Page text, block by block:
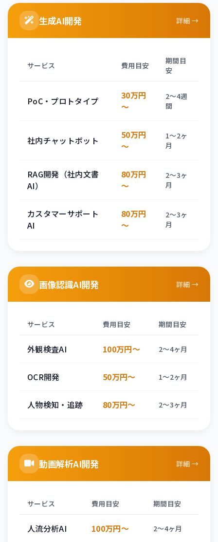
生成AI開発 詳細 →
サービス 費用目安
期間目
安
PoC・プロトタイプ
30万円
〜
2〜4週
間
社内チャットボット
50万円
〜
1〜2ヶ
月
RAG開発（社内文書
AI）
80万円
〜
2〜3ヶ
月
カスタマーサポート
AI
80万円
〜
2〜3ヶ
月
画像認識AI開発 詳細 →
サービス 費用目安 期間目安
外観検査AI 100万円〜 2〜4ヶ月
OCR開発 50万円〜 1〜2ヶ月
人物検知・追跡 80万円〜 2〜3ヶ月
動画解析AI開発 詳細 →
サービス 費用目安 期間目安
人流分析AI 100万円〜 2〜4ヶ月